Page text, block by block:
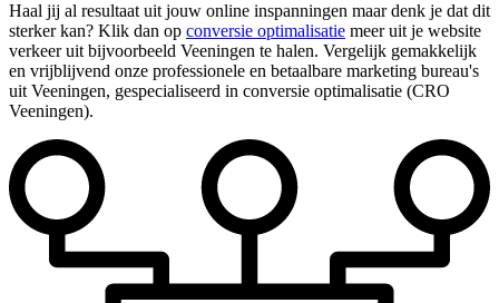
Haal jij al resultaat uit jouw online inspanningen maar denk je dat dit
sterker kan? Klik dan op conversie optimalisatie meer uit je website
verkeer uit bijvoorbeeld Veeningen te halen. Vergelijk gemakkelijk
en vrijblijvend onze professionele en betaalbare marketing bureau's
uit Veeningen, gespecialiseerd in conversie optimalisatie (CRO
Veeningen).